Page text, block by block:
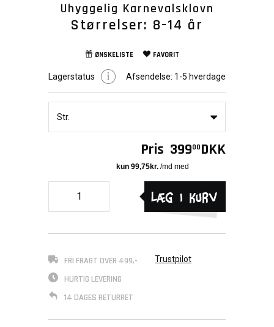
Uhyggelig Karnevalsklovn
Størrelser: 8-14 år
ØNSKELISTE FAVORIT
Lagerstatus Afsendelse: 1-5 hverdage
Str.
Pris 39900 DKK
Læg i kurv
FRI FRAGT OVER 499,-
HURTIG LEVERING
14 DAGES RETURRET
Trustpilot